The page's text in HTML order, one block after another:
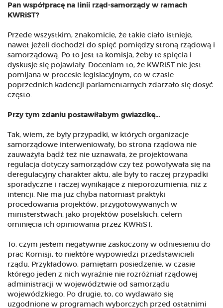
Pan współpracę na linii rząd-samorządy w ramach
KWRiST?
Przede wszystkim, znakomicie, że takie ciało istnieje,
nawet jeżeli dochodzi do spięć pomiędzy stroną rządową i
samorządową. Po to jest ta komisja, żeby te spięcia i
dyskusje się pojawiały. Doceniam to, że KWRiST nie jest
pomijana w procesie legislacyjnym, co w czasie
poprzednich kadencji parlamentarnych zdarzało się dosyć
często.
Przy tym zdaniu postawiłabym gwiazdkę…
Tak, wiem, że były przypadki, w których organizacje
samorządowe interweniowały, bo strona rządowa nie
zauważyła bądź też nie uznawała, że projektowana
regulacja dotyczy samorządów czy też powoływała się na
deregulacyjny charakter aktu, ale były to raczej przypadki
sporadyczne i raczej wynikające z nieporozumienia, niż z
intencji. Nie ma już chyba natomiast praktyki
procedowania projektów, przygotowywanych w
ministerstwach, jako projektów poselskich, celem
ominięcia ich opiniowania przez KWRiST.
To, czym jestem negatywnie zaskoczony w odniesieniu do
prac Komisji, to niektóre wypowiedzi przedstawicieli
rządu. Przykładowo, pamiętam posiedzenie, w czasie
którego jeden z nich wyraźnie nie rozróżniał rządowej
administracji w województwie od samorządu
wojewódzkiego. Po drugie, to, co wydawało się
uzgodnione w programach wyborczych przed ostatnimi